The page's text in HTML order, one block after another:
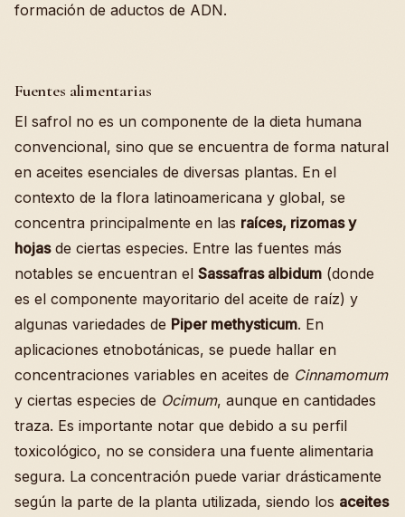
formación de aductos de ADN.
Fuentes alimentarias
El safrol no es un componente de la dieta humana
convencional, sino que se encuentra de forma natural
en aceites esenciales de diversas plantas. En el
contexto de la flora latinoamericana y global, se
concentra principalmente en las raíces, rizomas y
hojasde ciertas especies. Entre las fuentes más
notables se encuentran el Sassafras albidum (donde
es el componente mayoritario del aceite de raíz) y
algunas variedades de Piper methysticum. En
aplicaciones etnobotánicas, se puede hallar en
concentraciones variables en aceites de Cinnamomum
y ciertas especies de Ocimum, aunque en cantidades
traza. Es importante notar que debido a su perfil
toxicológico, no se considera una fuente alimentaria
segura. La concentración puede variar drásticamente
según la parte de la planta utilizada, siendo los aceites